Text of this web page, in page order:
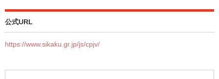
公式URL
https://www.sikaku.gr.jp/js/cpjv/